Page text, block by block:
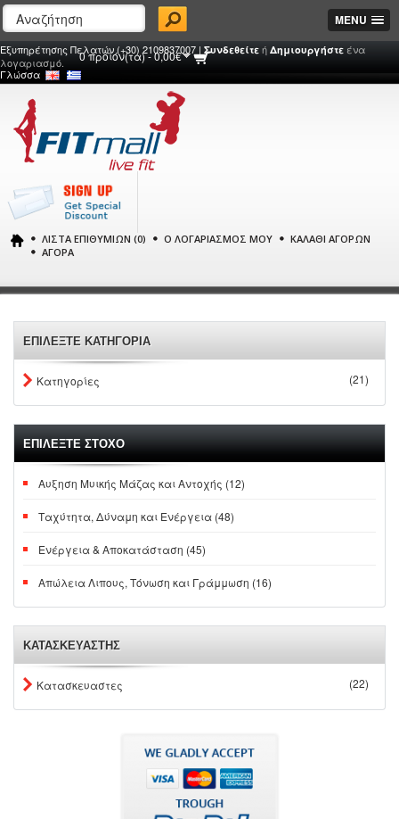
MENU
Γλώσσα
0 προϊόν(τα) - 0,00€
Εξυπηρέτησης Πελατών (+30) 2109837007 | Συνδεθείτε ή Δημιουργήστε ένα
λογαριασμό.
ΛΊΣΤΑ ΕΠΙΘΥΜΙΏΝ (0) Ο ΛΟΓΑΡΙΑΣΜΌΣ ΜΟΥ
ΚΑΛΆΘΙ ΑΓΟΡΏΝ
ΑΓΟΡΆ
ΕΠΙΛΕΞΤΕ ΚΑΤΗΓΟΡΙΑ
Κατηγορίες (21)
ΕΠΙΛΕΞΤΕ ΣΤΟΧΟ
Αυξηση Μυικής Μάζας και Αντοχής (12)
Ταχύτητα, Δύναμη και Ενέργεια (48)
Ενέργεια & Αποκατάσταση (45)
Απώλεια Λιπους, Τόνωση και Γράμμωση (16)
ΚΑΤΑΣΚΕΥΑΣΤΗΣ
Κατασκευαστες (22)